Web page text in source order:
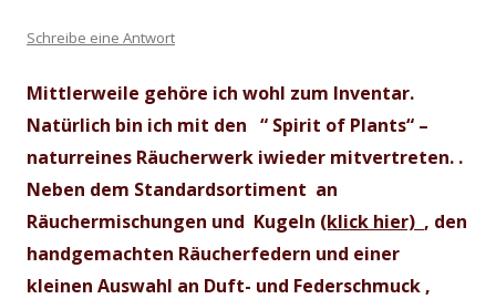
Schreibe eine Antwort
Mittlerweile gehöre ich wohl zum Inventar.
Natürlich bin ich mit den “ Spirit of Plants“ –
naturreines Räucherwerk iwieder mitvertreten. .
Neben dem Standardsortiment an
Räuchermischungen und Kugeln (klick hier) , den
handgemachten Räucherfedern und einer
kleinen Auswahl an Duft- und Federschmuck ,